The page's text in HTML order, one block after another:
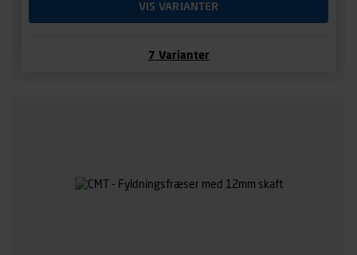
VIS VARIANTER
7 Varianter